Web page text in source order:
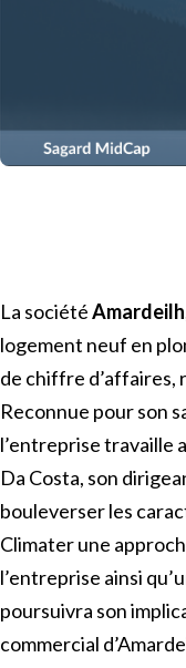
La sociétéAmardeilh
logement neuf en
de chiffre d’affaires,
Reconnue pour son
l’entreprise travaille
Da Costa, son
bouleverser les
Climater une
l’entreprise ainsi
poursuivra son
commercial